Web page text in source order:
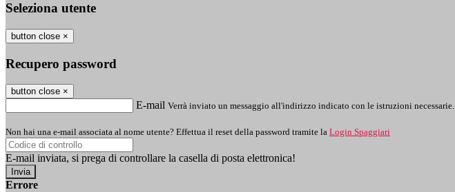
Seleziona utente
button close ×
Recupero password
button close ×
E-mail Verrà inviato un messaggio all'indirizzo indicato con le istruzioni necessarie.
Non hai una e-mail associata al nome utente? Effettua il reset della password tramite la Login Spaggiari
E-mail inviata, si prega di controllare la casella di posta elettronica!
Errore